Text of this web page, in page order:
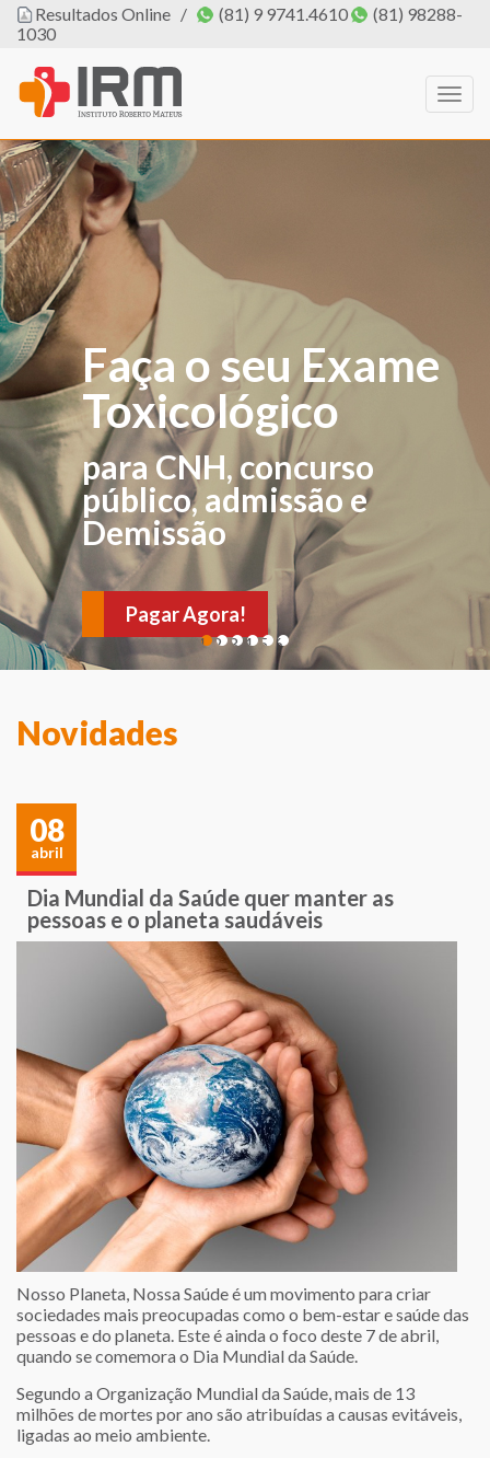
Resultados Online / (81) 9 9741.4610
(81) 98288-
1030
Faça o seu Exame
Toxicológico
para CNH, concurso
público, admissão e
Demissão
Pagar Agora!
O IRM agora tem
PROFISSIONAL
DE EDUCAÇÃO
FÍSICA
Para avaliações e
verificações de sintomas
e sinais sugestivos de
várias doenças. Agende
1 2 3 4 5 6
Novidades
08
abril
Dia Mundial da Saúde quer manter as
pessoas e o planeta saudáveis
Nosso Planeta, Nossa Saúde é um movimento para criar
sociedades mais preocupadas como o bem-estar e saúde das
pessoas e do planeta. Este é ainda o foco deste 7 de abril,
quando se comemora o Dia Mundial da Saúde.
Segundo a Organização Mundial da Saúde, mais de 13
milhões de mortes por ano são atribuídas a causas evitáveis,
ligadas ao meio ambiente.